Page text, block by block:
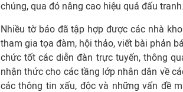
chúng, qua đó nâng cao hiệu quả đấu tranh.
Nhiều tờ báo đã tập hợp được các nhà
tham gia tọa đàm, hội thảo, viết bài phản
chức tốt các diễn đàn trực tuyến, thông
nhận thức cho các tầng lớp nhân dân về
các thông tin xấu, độc và những vấn đề